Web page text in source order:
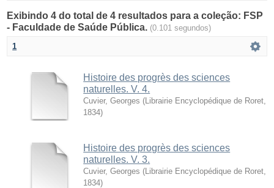
Exibindo 4 do total de 4 resultados para a coleção: FSP
- Faculdade de Saúde Pública. (0.101 segundos)
1
Histoire des progrès des sciences
naturelles. V. 4.
Cuvier, Georges ( Librairie Encyclopédique de Roret
1834)
Histoire des progrès des sciences
naturelles. V. 3.
Cuvier, Georges ( Librairie Encyclopédique de Roret
1834)